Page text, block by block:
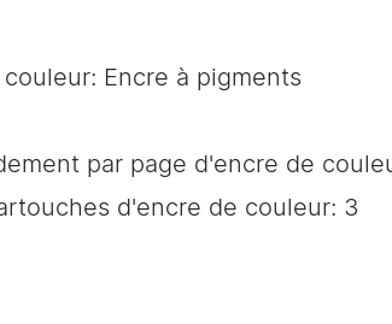
Encre à pigments
par page d'encre de
d'encre de couleur: 3